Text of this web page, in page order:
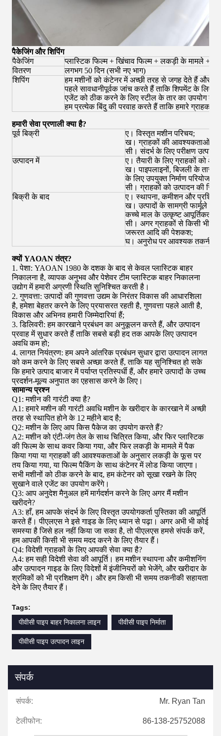
पैकेजिंग और शिपिंग
पैकेजिंग
प्लास्टिक फिल्म + खिंचाव फिल्म + लकड़ी के मामले +
वितरण
लगभग 50 दिन (सभी नए भाग)
शिपिंग
हम मशीनों को कंटेनर में अच्छी तरह से जगह देते हैं और
पहले सावधानीपूर्वक जांच करते हैं ताकि शिपमेंट के लिए
एजेंट को ठीक करने के लिए स्टील के तार का उपयोग
हम प्रत्येक बिंदु की परवाह करते हैं ताकि हमारे ग्राहक
हमारी सेवा प्रणाली क्या है?
पूर्व बिक्री
ए। विस्तृत मशीन परिचय;
ख। ग्राहकों की आवश्यकताओं के
सी। संदर्भ के लिए परीक्षण
उत्पादन में
ए। तैयारी के लिए ग्राहकों को
ख। पाइपलाइनों, बिजली के
के लिए उपयुक्त निर्माण परियोजना
सी। ग्राहकों को उत्पादन की
बिक्री के बाद
ए। स्थापना, कमीशन और
ख। उत्पादों के सामग्री फार्मूले
कच्चे माल के उत्कृष्ट आपूर्तिकर्ता
सी। अगर ग्राहकों से किसी भी
जरूरत आदि की पेशकश;
घ। अनुरोध पर आवश्यक तकनीकी
क्यों YAOAN तंत्र?
1. पेशा: YAOAN 1980 के दशक के बाद से केवल प्लास्टिक बाहर
निकालना है, व्यापक अनुभव और पेशेवर टीम प्लास्टिक बाहर निकालना
उद्योग में हमारी अग्रणी स्थिति सुनिश्चित करती है।
2. गुणवत्ता: उत्पादों की गुणवत्ता उद्यम के निरंतर विकास की आधारशिला
है, हमेशा बेहतर करने के लिए प्रयासरत रहती है, गुणवत्ता पहले आती है,
विकास और अभिनव हमारी जिम्मेदारियां हैं;
3. डिलिवरी: हम कारखाने प्रबंधन का अनुकूलन करते हैं, और उत्पादन
प्रवाह में सुधार करते हैं ताकि सबसे बड़ी हद तक आपके लिए उत्पादन
अवधि कम हो;
4. लागत नियंत्रण: हम अपने आंतरिक प्रबंधन सुधार द्वारा उत्पादन लागत
को कम करने के लिए सबसे अच्छा करते हैं, ताकि यह सुनिश्चित हो सके
कि हमारे उत्पाद बाजार में पर्याप्त प्रतिस्पर्धी हैं, और हमारे उत्पादों के उच्च
प्रदर्शन-मूल्य अनुपात का एहसास करने के लिए।
सामान्य प्रश्न
Q1: मशीन की गारंटी क्या है?
A1: हमारे मशीन की गारंटी अवधि मशीन के खरीदार के कारखाने में अच्छी
तरह से स्थापित होने के 12 महीने बाद है;
Q2: मशीन के लिए आप किस पैकेज का उपयोग करते हैं?
A2: मशीन को एंटी-जंग तेल के साथ चित्रित किया, और फिर प्लास्टिक
की फिल्म के साथ कवर किया गया, और फिर लकड़ी के मामले में पैक
किया गया या ग्राहकों की आवश्यकताओं के अनुसार लकड़ी के फूस पर
तय किया गया, या फिल्म पैकिंग के साथ कंटेनर में लोड किया जाएगा।
सभी मशीनों को ठीक करने के बाद, हम कंटेनर को सूखा रखने के लिए
सुखाने वाले एजेंट का उपयोग करेंगे।
Q3: आप अनुदेश मैनुअल हमें मार्गदर्शन करने के लिए अगर मैं मशीन
खरीदने?
A3: हाँ, हम आपके संदर्भ के लिए विस्तृत उपयोगकर्ता पुस्तिका की आपूर्ति
करते हैं। पीएलएस ने इसे गाइड के लिए ध्यान से पढ़ा। अगर अभी भी कोई
समस्या है जिसे हल नहीं किया जा सका है, तो पीएलएस हमसे संपर्क करें,
हम आपकी किसी भी समय मदद करने के लिए तैयार हैं।
Q4: विदेशी ग्राहकों के लिए आपकी सेवा क्या है?
A4: हम सही विदेशी सेवा की आपूर्ति। हम मशीन स्थापना और कमीशनिंग
और उत्पादन गाइड के लिए विदेशों में इंजीनियरों को भेजेंगे, और खरीदार के
श्रमिकों को भी प्रशिक्षण देंगे। और हम किसी भी समय तकनीकी सहायता
देने के लिए तैयार हैं।
Tags:
पीवीसी पाइप बाहर निकालना लाइन
पीवीसी पाइप निर्माता
पीवीसी पाइप उत्पादन लाइन
संपर्क
संपर्क: Mr. Ryan Tan
टेलीफोन: 86-138-25752088